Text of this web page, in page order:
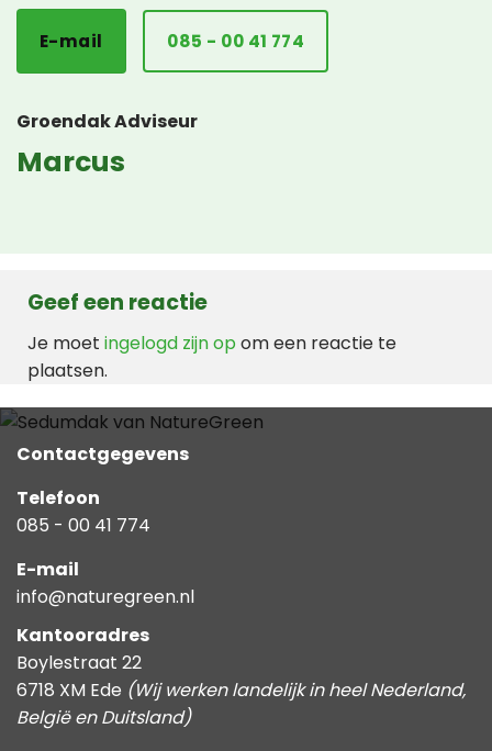
E-mail 085 - 00 41 774
Groendak Adviseur
Marcus
Geef een reactie
Je moet ingelogd zijn op om een reactie te
plaatsen.
Contactgegevens
Telefoon
085 - 00 41 774
E-mail
info@naturegreen.nl
Kantooradres
Boylestraat 22
6718 XM Ede (Wij werken landelijk in heel Nederland,
België en Duitsland)